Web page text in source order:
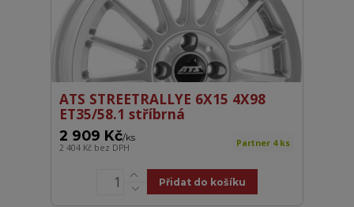
ATS STREETRALLYE 6X15 4X98
ET35/58.1 stříbrná
2 909 Kč/ks
2 404 Kč bez DPH Partner 4 ks
Přidat do košíku